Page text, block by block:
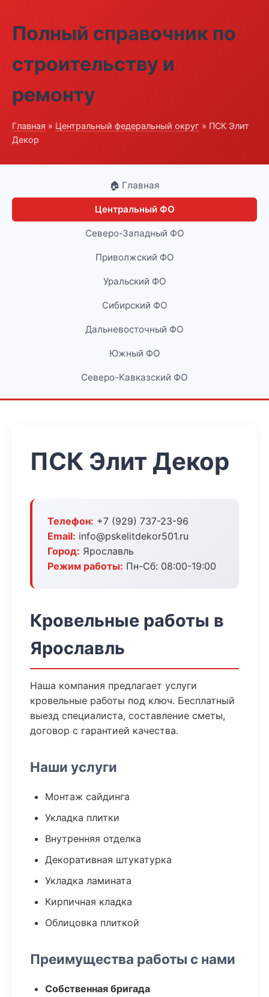
Полный справочник по
строительству и
ремонту
Главная » Центральный федеральный округ » ПСК Элит
Декор
🏠 Главная
Центральный ФО
Северо-Западный ФО
Приволжский ФО
Уральский ФО
Сибирский ФО
Дальневосточный ФО
Южный ФО
Северо-Кавказский ФО
ПСК Элит Декор
Телефон: +7 (929) 737-23-96
Email: info@pskelitdekor501.ru
Город: Ярославль
Режим работы: Пн-Сб: 08:00-19:00
Кровельные работы в
Ярославль
Наша компания предлагает услуги
кровельные работы под ключ. Бесплатный
выезд специалиста, составление сметы,
договор с гарантией качества.
Наши услуги
Монтаж сайдинга
Укладка плитки
Внутренняя отделка
Декоративная штукатурка
Укладка ламината
Кирпичная кладка
Облицовка плиткой
Преимущества работы с нами
Собственная бригада